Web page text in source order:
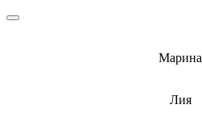
Марина
Лия